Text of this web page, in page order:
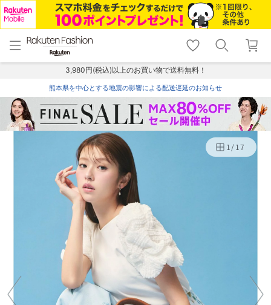
menu home
トップ
shopping_cart lock_outline
ログイン
3,980円(税込)以上のお買い物で送料無料！
熊本県を中心とする地震の影響による配送遅延のお知らせ
1/17